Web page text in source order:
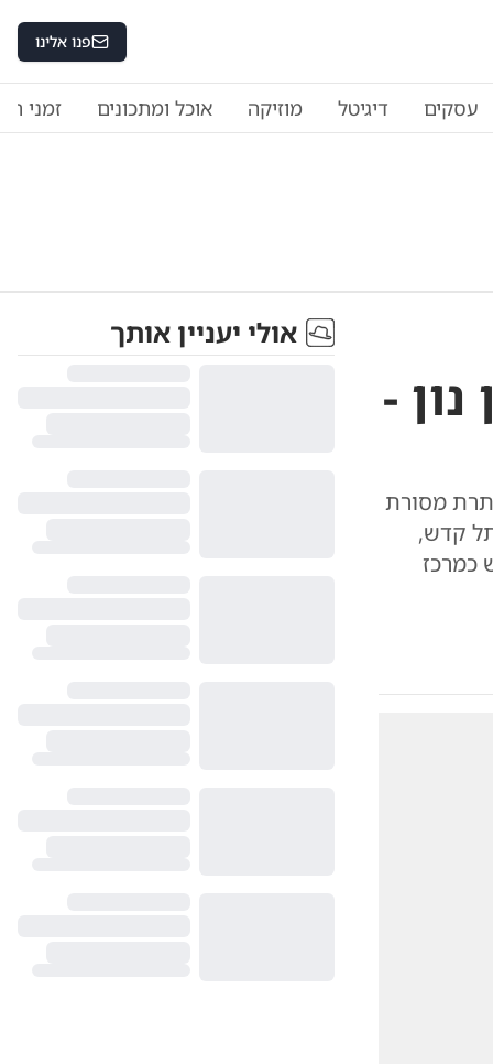
פנו אלינו
עסקים דיגיטל מוזיקה אוכל ומתכונים זמני
-
מסורת
קדש,
כמרכז
אולי יעניין אותך